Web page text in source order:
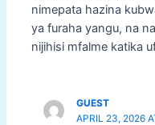
nimepata hazina
ya furaha yangu, na
nijihisi mfalme katika
GUEST
APRIL 23, 2026